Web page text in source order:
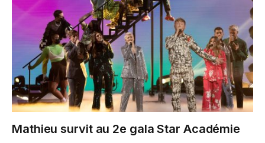
Mathieu survit au 2e gala Star Académie